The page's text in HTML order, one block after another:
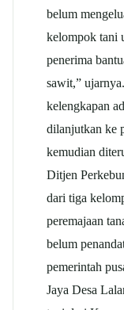
belum
kelompok tani
penerima
sawit,”
kelengkapan
dilanjutkan ke
kemudian
Ditjen
dari tiga
peremajaan
belum
pemerintah
Jaya Desa